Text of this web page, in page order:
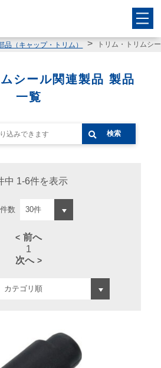
品（キャップ・トリム） トリム・トリムシ
ムシール関連製品 製品
一覧
検索
中 1-6件を表示
数
前へ
1
次へ